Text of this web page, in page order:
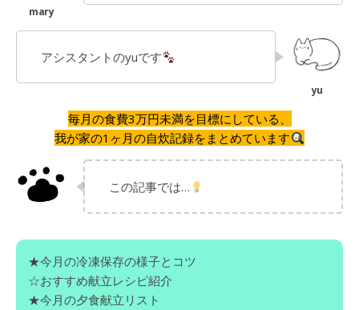
アシスタントのyuです
毎月の食費3万円未満を目標にしている、
我が家の1ヶ月の自炊記録をまとめています
この記事では…
★今月の冷凍保存の様子とコツ
☆おすすめ献立レシピ紹介
★今月の夕食献立リスト